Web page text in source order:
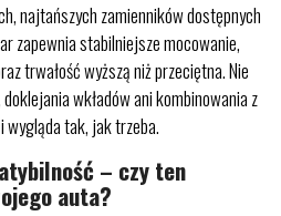
najtańszych zamienników dostępnych
zapewnia stabilniejsze mocowanie,
trwałość wyższą niż przeciętna. Nie
wkładów ani kombinowania z
wygląda tak, jak trzeba.
– czy ten
auta?